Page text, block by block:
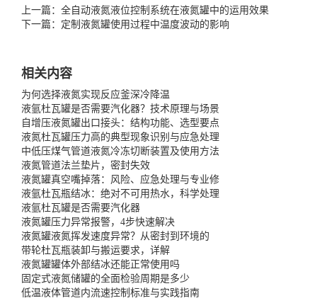
上一篇：全自动液氮液位控制系统在液氮罐中的运用效果
下一篇： 定制液氮罐使用过程中温度波动的影响
相关内容
为何选择液氮实现反应釜深冷降温
液氩杜瓦罐是否需要汽化器？技术原理与场景
自增压液氮罐出口接头：结构功能、选型要点
液氮杜瓦罐压力高的典型现象识别与应急处理
中低压煤气管道液氮冷冻切断装置及使用方法
液氮管道法兰垫片，密封失效
液氮罐真空嘴掉落：风险、应急处理与专业修
液氩杜瓦瓶结冰：绝对不可用热水，科学处理
液氩杜瓦罐是否需要汽化器
液氮罐压力异常报警，4步快速解决
液氮罐液氮挥发速度异常？从密封到环境的
带轮杜瓦瓶装卸与搬运要求，详解
液氮罐罐体外部结冰还能正常使用吗
固定式液氮储罐的全面检验周期是多少
低温液体管道内流速控制标准与实践指南